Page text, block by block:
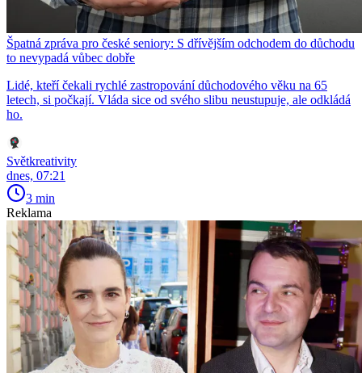
Špatná zpráva pro české seniory: S dřívějším odchodem do důchodu
to nevypadá vůbec dobře
Lidé, kteří čekali rychlé zastropování důchodového věku na 65
letech, si počkají. Vláda sice od svého slibu neustupuje, ale odkládá
ho.
Světkreativity
dnes, 07:21
3 min
Reklama